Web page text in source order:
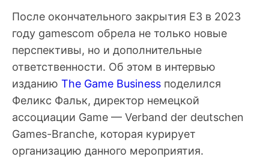
После окончательного закрытия E3 в 2023
году gamescom обрела не только новые
перспективы, но и дополнительные
ответственности. Об этом в интервью
изданию The Game Business поделился
Феликс Фальк, директор немецкой
ассоциации Game — Verband der deutschen
Games-Branche, которая курирует
организацию данного мероприятия.